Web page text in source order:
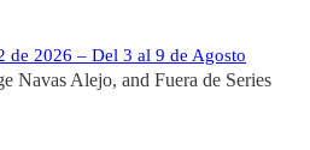
de 2026 – Del 3 al 9 de Agosto
Navas Alejo, and Fuera de Series